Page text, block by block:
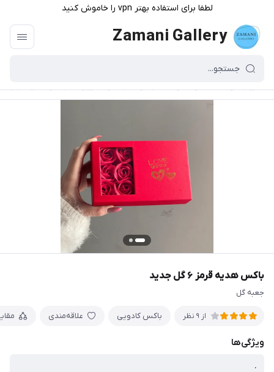
لطفا برای استفاده بهتر vpn را خاموش کنید
Zamani Gallery
باکس هدیه قرمز ۶ گل جدید
جعبه گل
از 9 نظر باکس کادویی علاقه‌مندی
ویژگی‌ها
.